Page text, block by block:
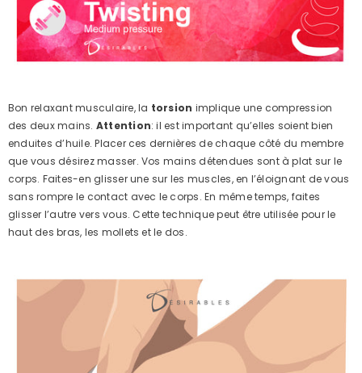
Bon relaxant musculaire, la torsion implique une compression
des deux mains. Attention: il est important qu’elles soient bien
enduites d’huile. Placer ces dernières de chaque côté du membre
que vous désirez masser. Vos mains détendues sont à plat sur le
corps. Faites-en glisser une sur les muscles, en l’éloignant de vous
sans rompre le contact avec le corps. En même temps, faites
glisser l’autre vers vous. Cette technique peut être utilisée pour le
haut des bras, les mollets et le dos.